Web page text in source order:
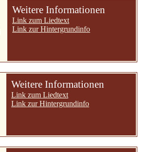
Weitere Informationen
Link zum Liedtext
Link zur Hintergrundinfo
Weitere Informationen
Link zum Liedtext
Link zur Hintergrundinfo